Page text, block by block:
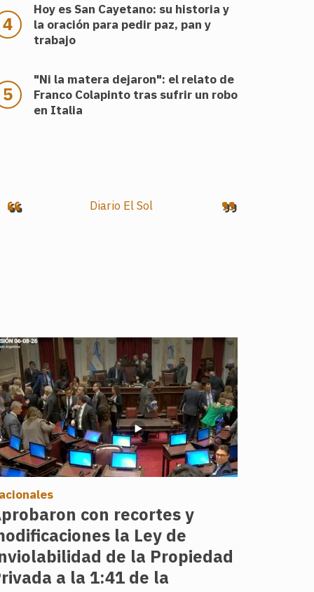
con recortes y
la Ley de
de la Propiedad
a la 1:41 de la
Hoy es San Cayetano: su historia y
la oración para pedir paz, pan y
trabajo
"Ni la matera dejaron": el relato de
Franco Colapinto tras sufrir un robo
en Italia
Diario El Sol